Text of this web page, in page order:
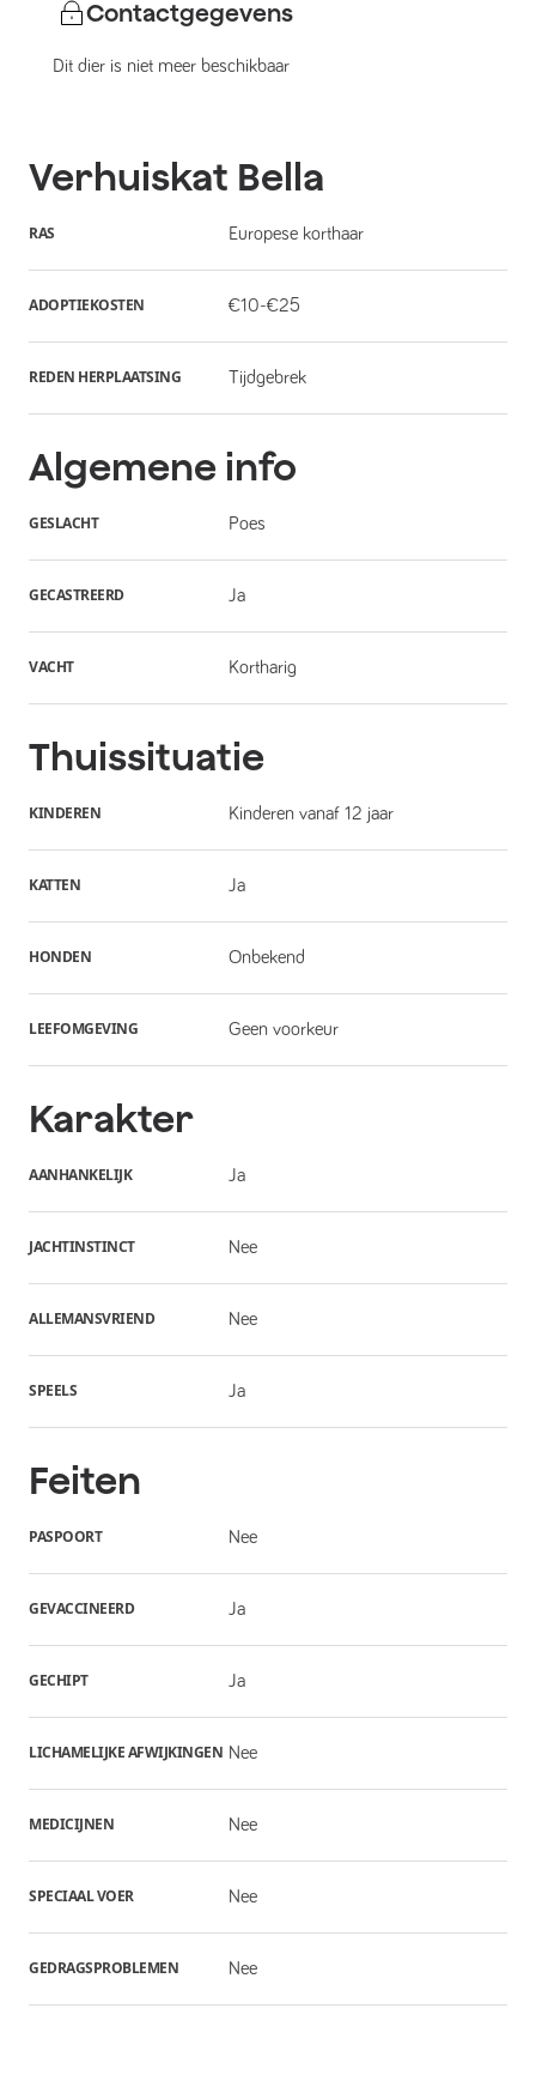
Contactgegevens
Dit dier is niet meer beschikbaar
Verhuiskat Bella
RAS Europese korthaar
ADOPTIEKOSTEN €10-€25
REDEN HERPLAATSING Tijdgebrek
Algemene info
GESLACHT Poes
GECASTREERD Ja
VACHT Kortharig
Thuissituatie
KINDEREN Kinderen vanaf 12 jaar
KATTEN Ja
HONDEN Onbekend
LEEFOMGEVING Geen voorkeur
Karakter
AANHANKELIJK Ja
JACHTINSTINCT Nee
ALLEMANSVRIEND Nee
SPEELS Ja
Feiten
PASPOORT Nee
GEVACCINEERD Ja
GECHIPT Ja
LICHAMELIJKE AFWIJKINGEN Nee
MEDICIJNEN Nee
SPECIAAL VOER Nee
GEDRAGSPROBLEMEN Nee